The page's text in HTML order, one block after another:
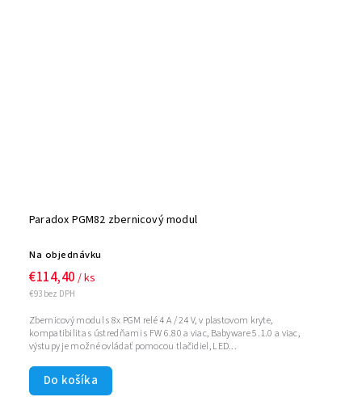
Paradox PGM82 zbernicový modul
Na objednávku
€93 bez DPH
€114,40 / ks
Do košíka
Zbernicový modul s 8x PGM relé 4 A / 24 V, v plastovom kryte,
kompatibilita s ústredňami s FW 6.80 a viac, Babyware 5.1.0 a viac,
výstupy je možné ovládať pomocou tlačidiel, LED...